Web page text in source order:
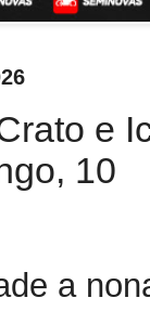
e
10
a